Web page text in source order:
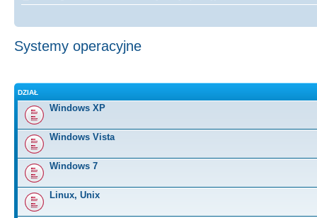
Systemy operacyjne
DZIAŁ
Windows XP
Windows Vista
Windows 7
Linux, Unix